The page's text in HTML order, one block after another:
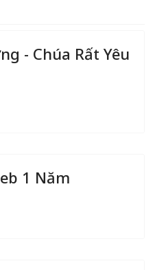
- Chúa Rất Yêu
1 Năm